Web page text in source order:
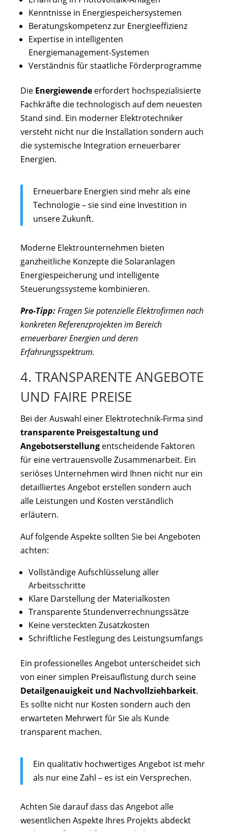
Kenntnisse in Energiespeichersystemen
Beratungskompetenz zur Energieeffizienz
Expertise in intelligenten
Energiemanagement-Systemen
Verständnis für staatliche Förderprogramme
Die Energiewende erfordert hochspezialisierte
Fachkräfte die technologisch auf dem neuesten
Stand sind. Ein moderner Elektrotechniker
versteht nicht nur die Installation sondern auch
die systemische Integration erneuerbarer
Energien.
Erneuerbare Energien sind mehr als eine
Technologie – sie sind eine Investition in
unsere Zukunft.
Moderne Elektrounternehmen bieten
ganzheitliche Konzepte die Solaranlagen
Energiespeicherung und intelligente
Steuerungssysteme kombinieren.
Pro-Tipp:Fragen Sie potenzielle Elektrofirmen nach
konkreten Referenzprojekten im Bereich
erneuerbarer Energien und deren
Erfahrungsspektrum.
4. TRANSPARENTE ANGEBOTE
UND FAIRE PREISE
Bei der Auswahl einer Elektrotechnik-Firma sind
transparente Preisgestaltung und
Angebotserstellung entscheidende Faktoren
für eine vertrauensvolle Zusammenarbeit. Ein
seriöses Unternehmen wird Ihnen nicht nur ein
detailliertes Angebot erstellen sondern auch
alle Leistungen und Kosten verständlich
erläutern.
Auf folgende Aspekte sollten Sie bei Angeboten
achten:
Vollständige Aufschlüsselung aller
Arbeitsschritte
Klare Darstellung der Materialkosten
Transparente Stundenverrechnungssätze
Keine versteckten Zusatzkosten
Schriftliche Festlegung des Leistungsumfangs
Ein professionelles Angebot unterscheidet sich
von einer simplen Preisauflistung durch seine
Detailgenauigkeit und Nachvollziehbarkeit.
Es sollte nicht nur Kosten sondern auch den
erwarteten Mehrwert für Sie als Kunde
transparent machen.
Ein qualitativ hochwertiges Angebot ist mehr
als nur eine Zahl – es ist ein Versprechen.
Achten Sie darauf dass das Angebot alle
wesentlichen Aspekte Ihres Projekts abdeckt